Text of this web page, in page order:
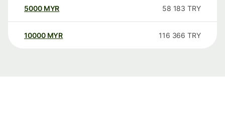
5000 MYR 58 183 TRY
10000 MYR 116 366 TRY